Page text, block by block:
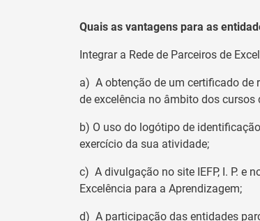
Quais as vantagens para as
Integrar a Rede de Parceiros de
a) A obtenção de um certificado de
de excelência no âmbito dos cursos
b) O uso do logótipo de
exercício da sua atividade;
c) A divulgação no site IEFP, I. P. e
Excelência para a Aprendizagem;
d) A participação das entidades